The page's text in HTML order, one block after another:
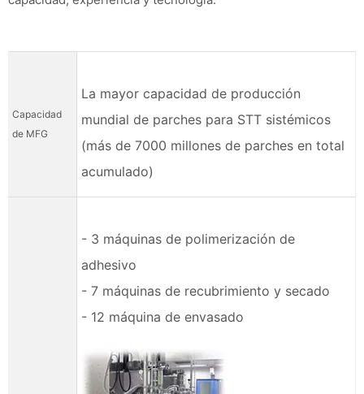
Capacidad
de MFG
La mayor capacidad de producción
mundial de parches para STT sistémicos
(más de 7000 millones de parches en total
acumulado)
- 3 máquinas de polimerización de
adhesivo
- 7 máquinas de recubrimiento y secado
- 12 máquina de envasado